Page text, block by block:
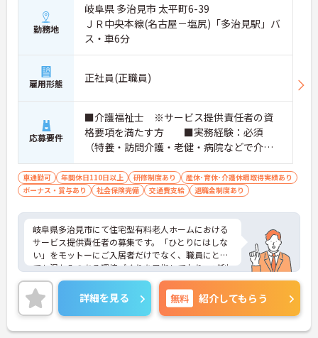
勤務地
岐阜県 多治見市 太平町6-39
ＪＲ中央本線(名古屋－塩尻)「多治見駅」バ
ス・車6分
雇用形態 正社員(正職員)
応募要件
■介護福祉士 ※サービス提供責任者の資
格要項を満たす方 ■実務経験：必須
（特養・訪問介護・老健・病院などで介護
の実務経験が3年程度ある方）☆サ責未経験
スタートの実績多数☆
車通勤可 年間休日110日以上 研修制度あり
産休･育休･介護休暇取得実績あり
ボーナス・賞与あり
社会保険完備 交通費支給 退職金制度あり
岐阜県多治見市にて住宅型有料老人ホームにおける
サービス提供責任者の募集です。「ひとりにはしな
い」をモットーにご入居者だけでなく、職員にとっ
ても温かみのある環境づくりを目指しており、ご利
用者一人ひとりに寄り添ってサービスを提供してい
ただける方を募集しています。サービス提供責任者
の経験がなくスタートされた方も多数いらっしゃい
ます。
ご興味のある方には、面接対策ポイントなど、さら
詳細を見る 無料 紹介してもらう